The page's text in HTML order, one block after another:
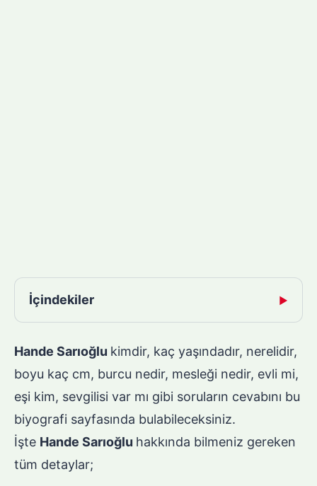
İçindekiler ▶
Hande Sarıoğlu kimdir, kaç yaşındadır, nerelidir,
boyu kaç cm, burcu nedir, mesleği nedir, evli mi,
eşi kim, sevgilisi var mı gibi soruların cevabını bu
biyografi sayfasında bulabileceksiniz.
İşte Hande Sarıoğlu hakkında bilmeniz gereken
tüm detaylar;